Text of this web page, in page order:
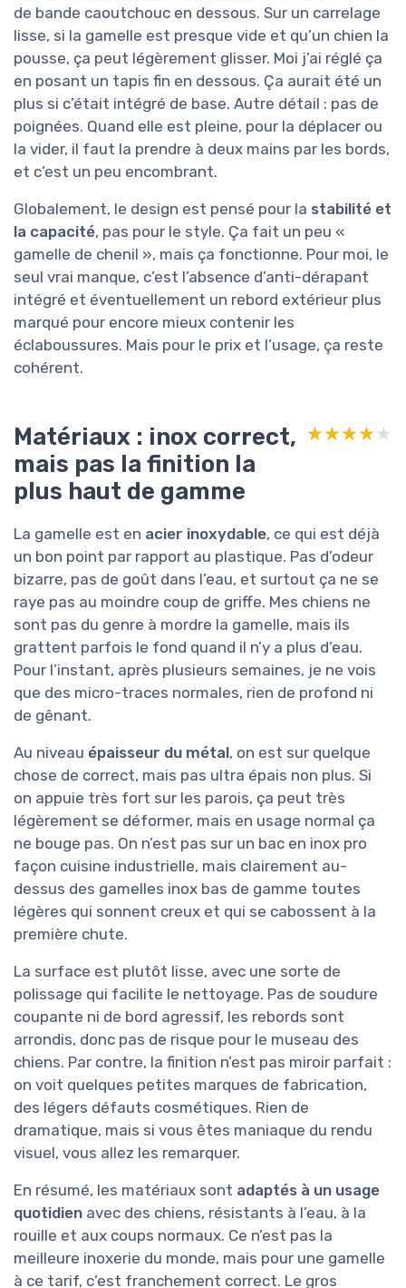
de bande caoutchouc en dessous. Sur un carrelage
lisse, si la gamelle est presque vide et qu’un chien la
pousse, ça peut légèrement glisser. Moi j’ai réglé ça
en posant un tapis fin en dessous. Ça aurait été un
plus si c’était intégré de base. Autre détail : pas de
poignées. Quand elle est pleine, pour la déplacer ou
la vider, il faut la prendre à deux mains par les bords,
et c’est un peu encombrant.
Globalement, le design est pensé pour la stabilité et
la capacité, pas pour le style. Ça fait un peu «
gamelle de chenil », mais ça fonctionne. Pour moi, le
seul vrai manque, c’est l’absence d’anti-dérapant
intégré et éventuellement un rebord extérieur plus
marqué pour encore mieux contenir les
éclaboussures. Mais pour le prix et l’usage, ça reste
cohérent.
Matériaux : inox correct,
mais pas la finition la
plus haut de gamme
★★★★★
★★★★★
La gamelle est en acier inoxydable, ce qui est déjà
un bon point par rapport au plastique. Pas d’odeur
bizarre, pas de goût dans l’eau, et surtout ça ne se
raye pas au moindre coup de griffe. Mes chiens ne
sont pas du genre à mordre la gamelle, mais ils
grattent parfois le fond quand il n’y a plus d’eau.
Pour l’instant, après plusieurs semaines, je ne vois
que des micro-traces normales, rien de profond ni
de gênant.
Au niveau épaisseur du métal, on est sur quelque
chose de correct, mais pas ultra épais non plus. Si
on appuie très fort sur les parois, ça peut très
légèrement se déformer, mais en usage normal ça
ne bouge pas. On n’est pas sur un bac en inox pro
façon cuisine industrielle, mais clairement au-
dessus des gamelles inox bas de gamme toutes
légères qui sonnent creux et qui se cabossent à la
première chute.
La surface est plutôt lisse, avec une sorte de
polissage qui facilite le nettoyage. Pas de soudure
coupante ni de bord agressif, les rebords sont
arrondis, donc pas de risque pour le museau des
chiens. Par contre, la finition n’est pas miroir parfait :
on voit quelques petites marques de fabrication,
des légers défauts cosmétiques. Rien de
dramatique, mais si vous êtes maniaque du rendu
visuel, vous allez les remarquer.
En résumé, les matériaux sont adaptés à un usage
quotidien avec des chiens, résistants à l’eau, à la
rouille et aux coups normaux. Ce n’est pas la
meilleure inoxerie du monde, mais pour une gamelle
à ce tarif, c’est franchement correct. Le gros